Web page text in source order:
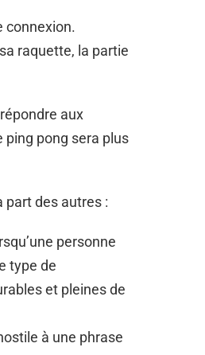
connexion.
raquette, la partie
aux
ping pong sera plus
part des autres :
personne
type de
et pleines de
à une phrase